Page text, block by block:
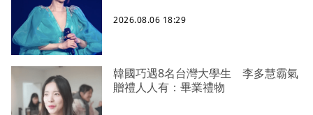
2026.08.06 18:29
韓國巧遇8名台灣大學生 李多慧霸氣
贈禮人人有：畢業禮物